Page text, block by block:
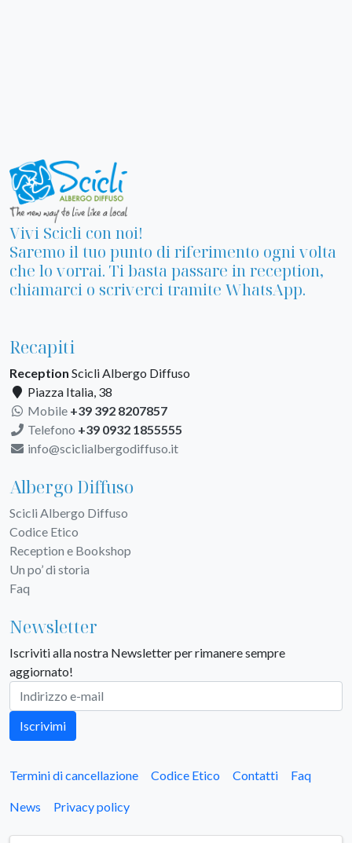
Vivi Scicli con noi!
Saremo il tuo punto di riferimento ogni volta
che lo vorrai. Ti basta passare in reception,
chiamarci o scriverci tramite WhatsApp.
Recapiti
Reception Scicli Albergo Diffuso
Piazza Italia, 38
Mobile +39 392 8207857
Telefono +39 0932 1855555
info@sciclialbergodiffuso.it
Albergo Diffuso
Scicli Albergo Diffuso
Codice Etico
Reception e Bookshop
Un po’ di storia
Faq
Newsletter
Iscriviti alla nostra Newsletter per rimanere sempre
aggiornato!
Iscrivimi
Termini di cancellazione Codice Etico Contatti Faq
News Privacy policy